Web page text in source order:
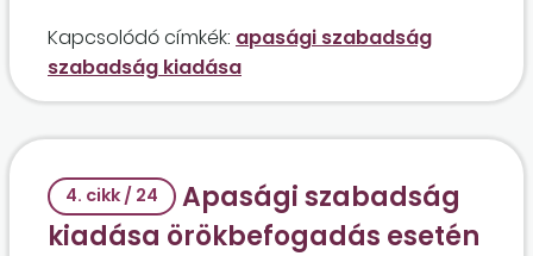
szabadságát? Milyen következményekkel jár ez
a megállapodás a munkáltatóra, illetve a
munkavállalóra?
Kapcsolódó címkék: apasági szabadság
szabadság kiadása
4. cikk / 24
Apasági szabadság
kiadása örökbefogadás esetén